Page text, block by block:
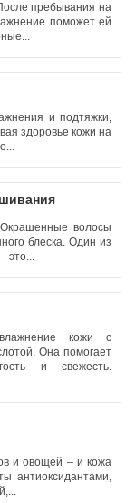
пребывания на
поможет ей
и подтяжки,
здоровье кожи на
волосы
блеска. Один из
это...
кожи с
Она помогает
и свежесть.
и овощей – и кожа
антиоксидантами,